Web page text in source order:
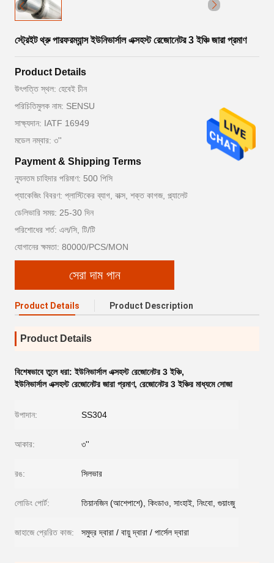
স্ট্রেইট থ্রু পারফরম্যান্স ইউনিভার্সাল এক্সহস্ট রেজোনেটর 3 ইঞ্চি জারা প্রমাণ
Product Details
উৎপত্তি স্থল: হেবেই চীন
পরিচিতিমুলক নাম: SENSU
সাক্ষ্যদান: IATF 16949
মডেল নম্বার: ৩''
Payment & Shipping Terms
ন্যূনতম চাহিদার পরিমাণ: 500 পিসি
প্যাকেজিং বিবরণ: প্লাস্টিকের ব্যাগ, বাক্স, শক্ত কাগজ, প্ল্যালেট
ডেলিভারি সময়: 25-30 দিন
পরিশোধের শর্ত: এল/সি, টি/টি
যোগানের ক্ষমতা: 80000/PCS/MON
সেরা দাম পান
Product Details Product Description
Product Details
বিশেষভাবে তুলে ধরা:ইউনিভার্সাল এক্সহস্ট রেজোনেটর 3 ইঞ্চি,
ইউনিভার্সাল এক্সহস্ট রেজোনেটর জারা প্রমাণ, রেজোনেটর 3 ইঞ্চির মাধ্যমে সোজা
উপাদান: SS304
আকার: ৩''
রঙ: সিলভার
লোডিং পোর্ট: তিয়ানজিন (আশেপাশে), কিংডাও, সাংহাই, নিংবো, গুয়াংজু
জাহাজে প্রেরিত কাজ: সমুদ্র দ্বারা / বায়ু দ্বারা / পার্সেল দ্বারা